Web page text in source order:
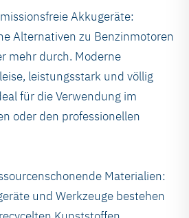
Akkugeräte:
Alternativen zu Benzinmotoren
mehr durch. Moderne
leistungsstark und völlig
für die Verwendung im
oder den professionellen
Materialien:
und Werkzeuge bestehen